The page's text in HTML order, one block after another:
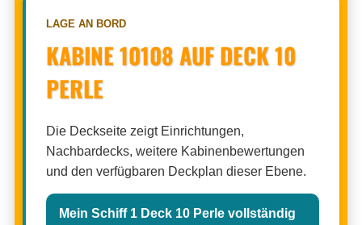
LAGE AN BORD
KABINE 10108 AUF DECK 10
PERLE
Die Deckseite zeigt Einrichtungen,
Nachbardecks, weitere Kabinenbewertungen
und den verfügbaren Deckplan dieser Ebene.
Mein Schiff 1 Deck 10 Perle vollständig